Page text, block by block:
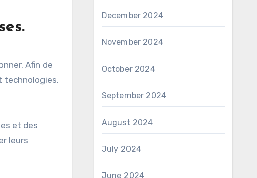
Afin de
technologies.
et des
leurs
December 2024
November 2024
October 2024
September 2024
August 2024
July 2024
June 2024